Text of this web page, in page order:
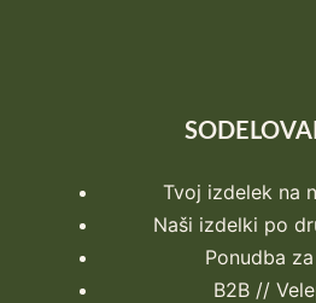
Tvoj izdelek na
Naši izdelki po
Ponudba
B2B //